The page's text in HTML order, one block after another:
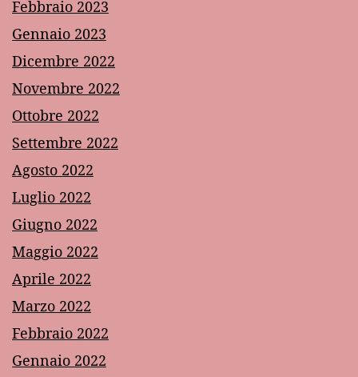
Febbraio 2023
Gennaio 2023
Dicembre 2022
Novembre 2022
Ottobre 2022
Settembre 2022
Agosto 2022
Luglio 2022
Giugno 2022
Maggio 2022
Aprile 2022
Marzo 2022
Febbraio 2022
Gennaio 2022